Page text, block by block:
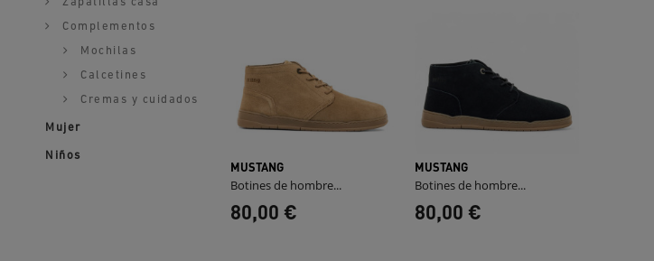
Complementos
Mochilas
Calcetines
Cremas y cuidados
Mujer
Niños
MUSTANG
Botines de hombre...
80,00 €
MUSTANG
Botines de hombre...
80,00 €